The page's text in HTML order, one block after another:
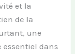
et la
de la
une
essentiel dans